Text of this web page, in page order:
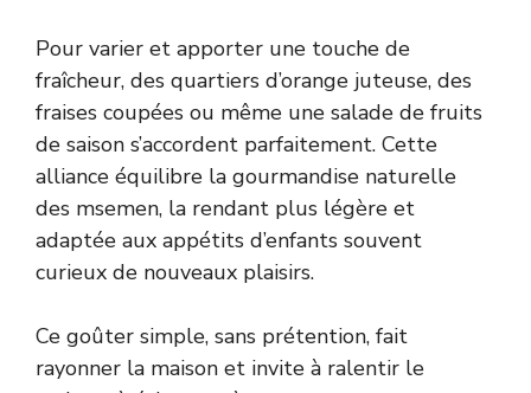
Pour varier et apporter une touche de
fraîcheur, des quartiers d’orange juteuse, des
fraises coupées ou même une salade de fruits
de saison s’accordent parfaitement. Cette
alliance équilibre la gourmandise naturelle
des msemen, la rendant plus légère et
adaptée aux appétits d’enfants souvent
curieux de nouveaux plaisirs.
Ce goûter simple, sans prétention, fait
rayonner la maison et invite à ralentir le